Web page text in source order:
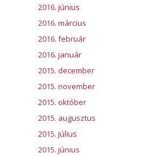
2016. június
2016. március
2016. február
2016. január
2015. december
2015. november
2015. október
2015. augusztus
2015. július
2015. június